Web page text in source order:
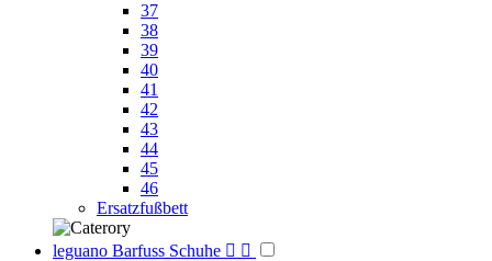
37
38
39
40
41
42
43
44
45
46
Ersatzfußbett
leguano Barfuss Schuhe  